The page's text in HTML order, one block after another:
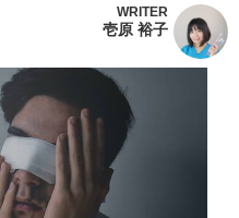
WRITER
壱原 裕子